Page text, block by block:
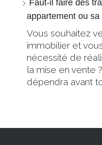
Faut-il faire des
appartement ou sa
Vous souhaitez
immobilier et
nécessité de
la mise en vente
dépendra avant